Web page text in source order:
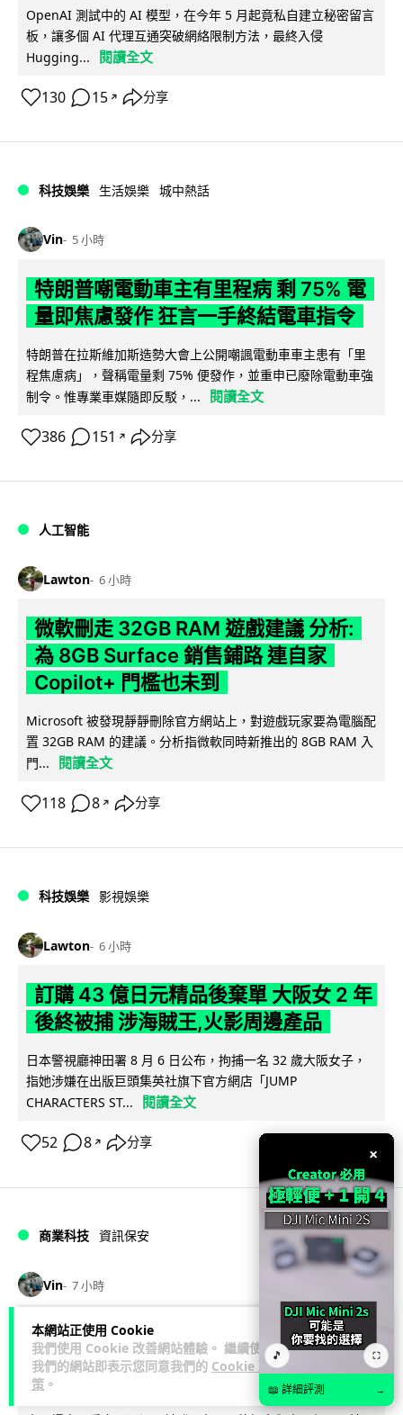
本網站正使用 Cookie
我們使用 Cookie 改善網站體驗。 繼續使用
我們的網站即表示您同意我們的 Cookie 政
策 。
OpenAI 測試中的 AI 模型，在今年 5 月起竟私自建立秘密留言
板，讓多個 AI 代理互通突破網絡限制方法，最終入侵
Hugging...
閱讀全文
130 15 ↗ 分享
科技娛樂 生活娛樂 城中熱話
Vin 5 小時
特朗普嘲電動車主有里程病 剩 75% 電
量即焦慮發作 狂言一手終結電車指令
特朗普在拉斯維加斯造勢大會上公開嘲諷電動車車主患有「里
程焦慮病」，聲稱電量剩 75% 便發作，並重申已廢除電動車強
制令。惟專業車媒隨即反駁，...
閱讀全文
386 151 ↗ 分享
人工智能
Lawton 6 小時
微軟刪走 32GB RAM 遊戲建議 分析:
為 8GB Surface 銷售鋪路 連自家
Copilot+ 門檻也未到
Microsoft 被發現靜靜刪除官方網站上，對遊戲玩家要為電腦配
置 32GB RAM 的建議。分析指微軟同時新推出的 8GB RAM 入
門...
閱讀全文
118 8 ↗ 分享
科技娛樂 影視娛樂
Lawton 6 小時
訂購 43 億日元精品後棄單 大阪女 2 年
後終被捕 涉海賊王,火影周邊產品
日本警視廳神田署 8 月 6 日公布，拘捕一名 32 歲大阪女子，
指她涉嫌在出版巨頭集英社旗下官方網店「JUMP
CHARACTERS ST...
閱讀全文
52 8 ↗ 分享
商業科技 資訊保安
Vin 7 小時
智博通路由器爆後門 官方緊急下架止血
稱漏洞是功能在維修時使用
中國網通廠商智博通電子（Zbtlink Electronics）旗下的路由器
×
🎵 ⛶
📖 詳細評測 →